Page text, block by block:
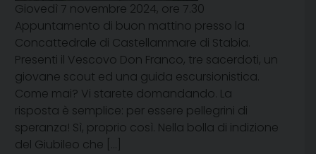
Giovedì 7 novembre 2024, ore 7.30
Appuntamento di buon mattino presso la
Concattedrale di Castellammare di Stabia.
Presenti il Vescovo Don Franco, tre sacerdoti, un
giovane scout ed una guida escursionistica.
Come mai? Vi starete domandando. La
risposta è semplice: per essere pellegrini di
speranza! Sì, proprio così. Nella bolla di indizione
del Giubileo che […]